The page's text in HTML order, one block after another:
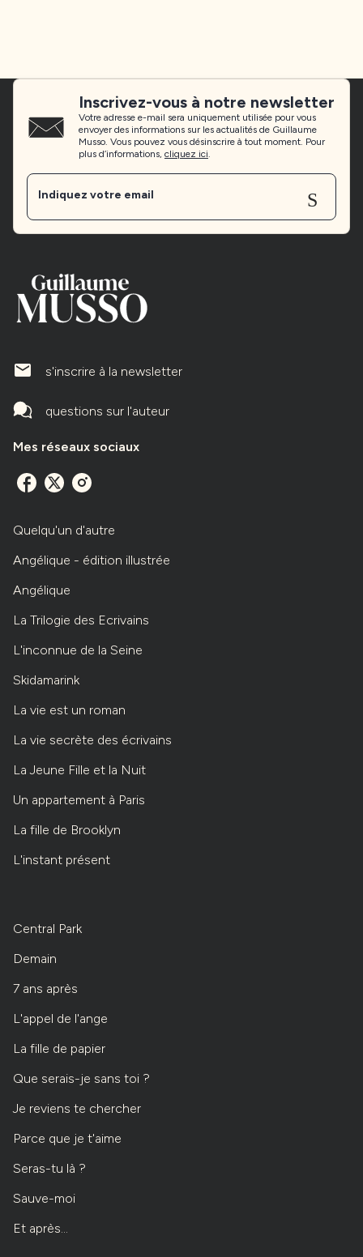
Inscrivez-vous à notre newsletter
Votre adresse e-mail sera uniquement utilisée pour vous
envoyer des informations sur les actualités de Guillaume
Musso. Vous pouvez vous désinscrire à tout moment. Pour
plus d’informations, cliquez ici.
Indiquez votre email
mailIcone
s'inscrire à la newsletter
questions sur l'auteur
Mes réseaux sociaux
Quelqu'un d'autre
Angélique - édition illustrée
Angélique
La Trilogie des Ecrivains
L'inconnue de la Seine
Skidamarink
La vie est un roman
La vie secrète des écrivains
La Jeune Fille et la Nuit
Un appartement à Paris
La fille de Brooklyn
L'instant présent
Central Park
Demain
7 ans après
L'appel de l'ange
La fille de papier
Que serais-je sans toi ?
Je reviens te chercher
Parce que je t'aime
Seras-tu là ?
Sauve-moi
Et après...